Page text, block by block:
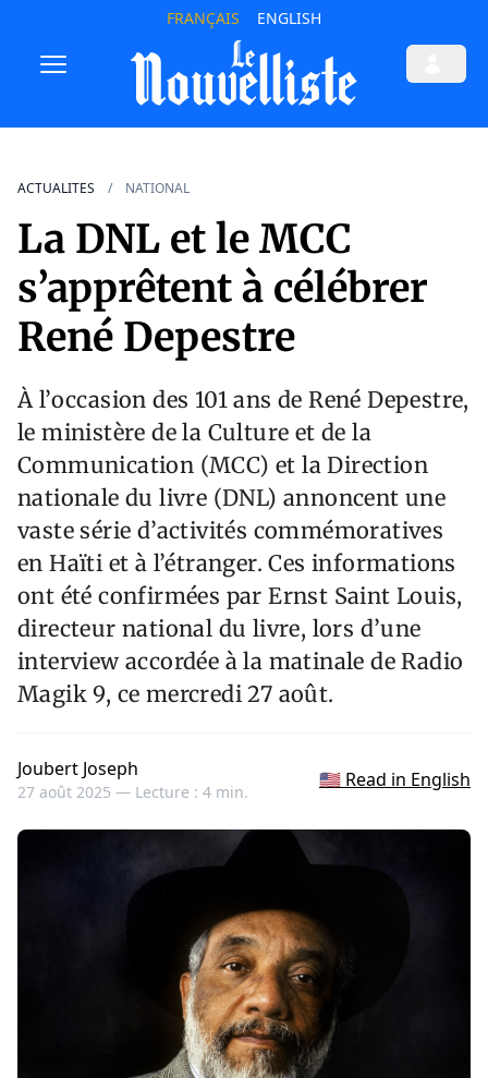
FRANÇAIS ENGLISH
ACTUALITES NATIONAL
La DNL et le MCC
s’apprêtent à célébrer
René Depestre
À l’occasion des 101 ans de René Depestre,
le ministère de la Culture et de la
Communication (MCC) et la Direction
nationale du livre (DNL) annoncent une
vaste série d’activités commémoratives
en Haïti et à l’étranger. Ces informations
ont été confirmées par Ernst Saint Louis,
directeur national du livre, lors d’une
interview accordée à la matinale de Radio
Magik 9, ce mercredi 27 août.
Joubert Joseph
27 août 2025 — Lecture : 4 min.
🇺🇸 Read in English